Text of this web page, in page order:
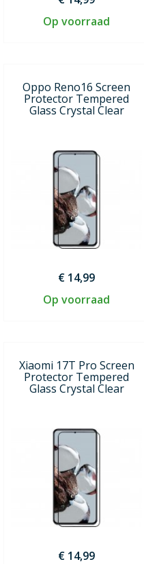
Op voorraad
Oppo Reno16 Screen
Protector Tempered
Glass Crystal Clear
€ 14,99
Op voorraad
Xiaomi 17T Pro Screen
Protector Tempered
Glass Crystal Clear
€ 14,99